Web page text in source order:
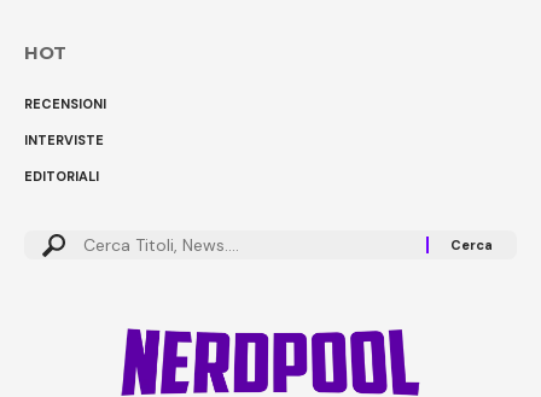
HOT
RECENSIONI
INTERVISTE
EDITORIALI